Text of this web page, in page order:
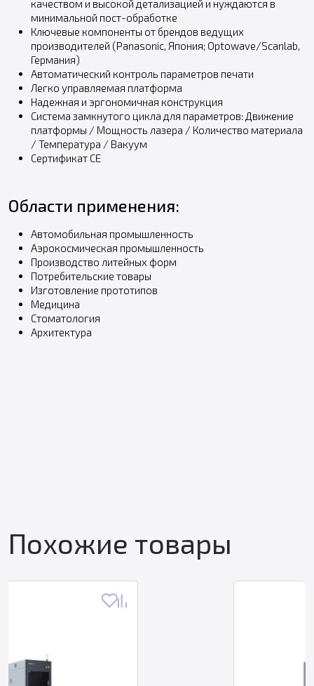
качеством и высокой детализацией и нуждаются в
минимальной пост-обработке
Ключевые компоненты от брендов ведущих
производителей (Panasonic, Япония; Optowave/Scanlab,
Германия)
Автоматический контроль параметров печати
Легко управляемая платформа
Надежная и эргономичная конструкция
Система замкнутого цикла для параметров: Движение
платформы / Мощность лазера / Количество материала
/ Температура / Вакуум
Сертификат CE
Области применения:
Автомобильная промышленность
Аэрокосмическая промышленность
Производство литейных форм
Потребительские товары
Изготовление прототипов
Медицина
Стоматология
Архитектура
Похожие товары